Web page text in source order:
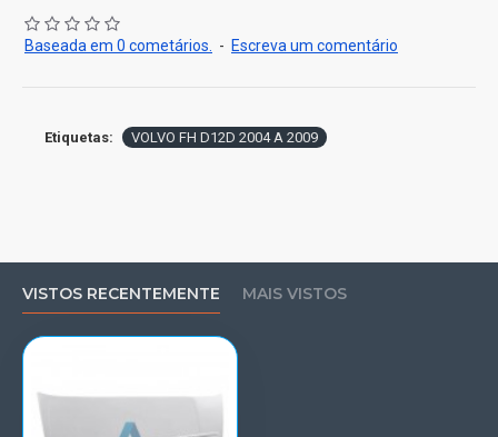
Baseada em 0 cometários. - Escreva um comentário
Etiquetas: VOLVO FH D12D 2004 A 2009
VISTOS RECENTEMENTE MAIS VISTOS